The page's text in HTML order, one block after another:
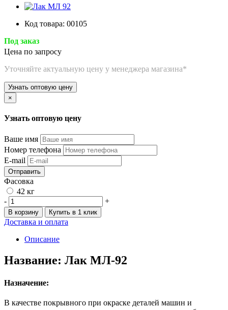
Код товара: 00105
Под заказ
Цена по запросу
Уточняйте актуальную цену у менеджера магазина*
Узнать оптовую цену
×
Узнать оптовую цену
Ваше имя
Номер телефона
E-mail
Отправить
Фасовка
42 кг
-
+
В корзину Купить в 1 клик
Доставка и оплата
Описание
Название: Лак МЛ-92
Назначение:
В качестве покрывного при окраске деталей машин и